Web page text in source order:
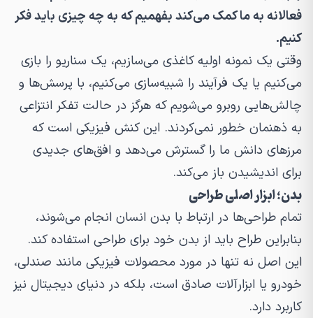
فعالانه به ما کمک می‌کند بفهمیم که به چه چیزی باید فکر
کنیم.
وقتی یک نمونه اولیه کاغذی می‌سازیم، یک سناریو را بازی
می‌کنیم یا یک فرآیند را شبیه‌سازی می‌کنیم، با پرسش‌ها و
چالش‌هایی روبرو می‌شویم که هرگز در حالت تفکر انتزاعی
به ذهنمان خطور نمی‌کردند. این کنش فیزیکی است که
مرزهای دانش ما را گسترش می‌دهد و افق‌های جدیدی
برای اندیشیدن باز می‌کند.
بدن؛ ابزار اصلی طراحی
تمام طراحی‌ها در ارتباط با بدن انسان انجام می‌شوند،
بنابراین طراح باید از بدن خود برای طراحی استفاده کند.
این اصل نه تنها در مورد محصولات فیزیکی مانند صندلی،
خودرو یا ابزارآلات صادق است، بلکه در دنیای دیجیتال نیز
کاربرد دارد.